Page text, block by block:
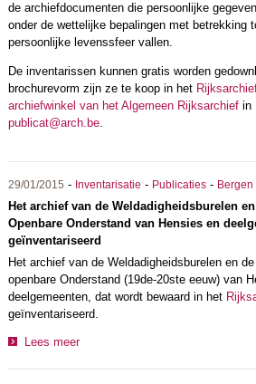
de archiefdocumenten die persoonlijke
onder de wettelijke bepalingen met betrekking
persoonlijke levenssfeer vallen.
De inventarissen kunnen gratis worden
brochurevorm zijn ze te koop in het
archiefwinkel van het Algemeen Rijksarchiefin
publicat@arch.be.
29/01/2015 - Inventarisatie - Publicaties- Bergen
Het archief van de Weldadigheidsburelen
Openbare Onderstand van Hensies en
geïnventariseerd
Het archief van de Weldadigheidsburelen en
openbare Onderstand (19de-20ste eeuw) van
deelgemeenten, dat wordt bewaard in het
geïnventariseerd.
Lees meer